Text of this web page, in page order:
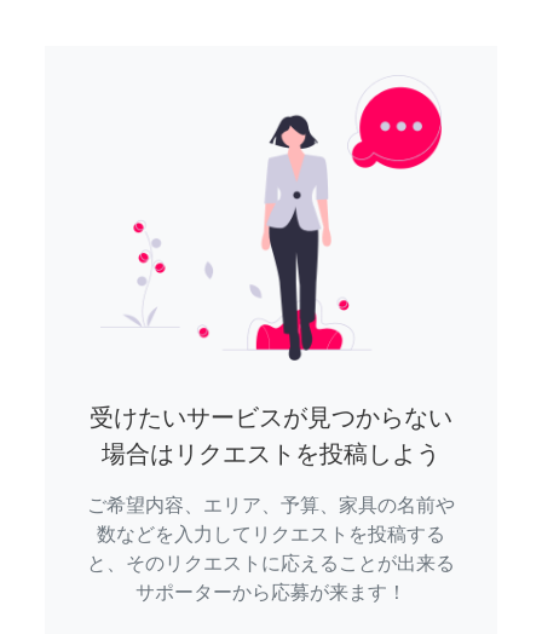
受けたいサービスが見つからない
場合はリクエストを投稿しよう
ご希望内容、エリア、予算、家具の名前や
数などを入力してリクエストを投稿する
と、そのリクエストに応えることが出来る
サポーターから応募が来ます！